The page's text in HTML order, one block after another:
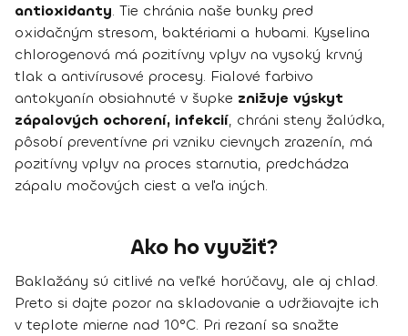
antioxidanty. Tie chránia naše bunky pred
oxidačným stresom, baktériami a hubami. Kyselina
chlorogenová má pozitívny vplyv na vysoký krvný
tlak a antivírusové procesy. Fialové farbivo
antokyanín obsiahnuté v šupke znižuje výskyt
zápalových ochorení, infekcií, chráni steny žalúdka,
pôsobí preventívne pri vzniku cievnych zrazenín, má
pozitívny vplyv na proces starnutia, predchádza
zápalu močových ciest a veľa iných.
Ako ho využiť?
Baklažány sú citlivé na veľké horúčavy, ale aj chlad.
Preto si dajte pozor na skladovanie a udržiavajte ich
v teplote mierne nad 10°C. Pri rezaní sa snažte